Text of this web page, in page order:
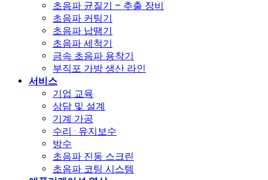
초음파 균질기 – 추출 장비
초음파 커팅기
초음파 납땜기
초음파 세척기
금속 초음파 용착기
부직포 가방 생산 라인
서비스
기업 교육
상담 및 설계
기계 가공
수리 · 유지보수
방수
초음파 진동 스크린
초음파 코팅 시스템